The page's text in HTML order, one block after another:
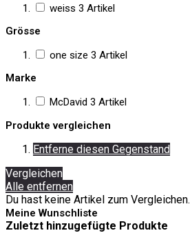
weiss 3 Artikel
Grösse
one size 3 Artikel
Marke
McDavid 3 Artikel
Produkte vergleichen
Entferne diesen Gegenstand
Vergleichen
Alle entfernen
Du hast keine Artikel zum Vergleichen.
Meine Wunschliste
Zuletzt hinzugefügte Produkte